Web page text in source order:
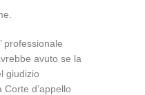
professionale
avuto se la
giudizio
d’appello